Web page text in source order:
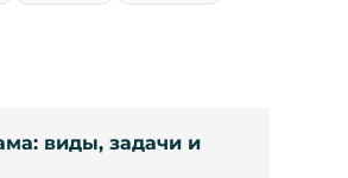
виды, задачи и